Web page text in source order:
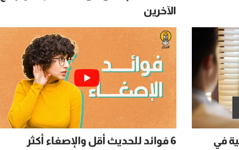
الآخرين
في
6 فوائد للحديث أقل والإصغاء أكثر